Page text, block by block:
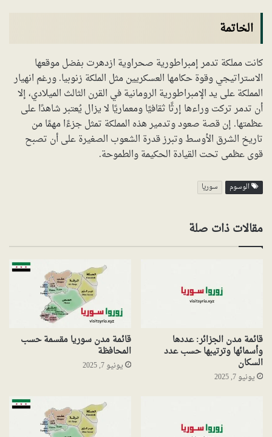
الخاتمة
كانت مملكة تدمر إمبراطورية صحراوية ازدهرت بفضل موقعها
الاستراتيجي وقوة حكامها العسكريين مثل الملكة زنوبيا. ورغم انهيار
المملكة على يد الإمبراطورية الرومانية في القرن الثالث الميلادي، إلا
أن تدمر تركت وراءها إرثًا ثقافيًا ومعماريًا لا يزال يُعتبر شاهدًا على
عظمتها. إن قصة صعود وتدمير هذه المملكة تمثل جزءًا مهمًا من
تاريخ الشرق الأوسط وتبرز قدرة الشعوب الصغيرة على أن تصبح
قوى عظمى تحت القيادة الحكيمة والطموحة.
الوسوم سوريا
مقالات ذات صلة
قائمة مدن الجزائر: عددها
وأسمائها وترتيبها حسب عدد
السكان
يونيو 7, 2025
قائمة مدن سوريا مقسمة حسب
المحافظة
يونيو 7, 2025